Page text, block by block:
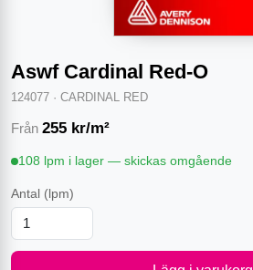
Aswf Cardinal Red-O
124077 · CARDINAL RED
Från 255 kr/m²
108 lpm i lager — skickas omgående
Antal (lpm)